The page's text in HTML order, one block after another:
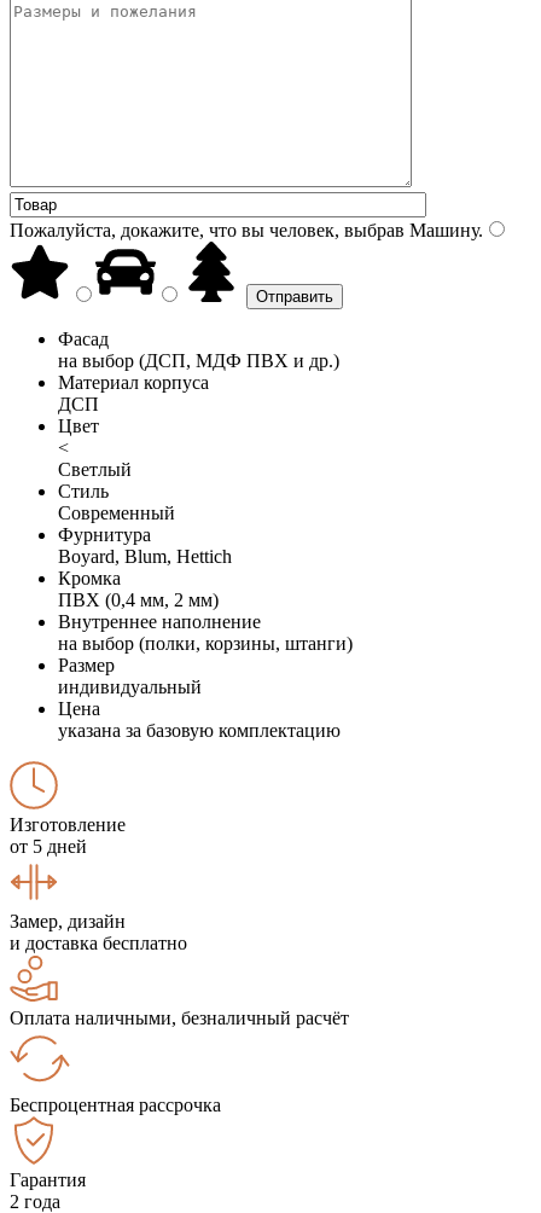
Пожалуйста, докажите, что вы человек, выбрав Машину.
Фасад
на выбор (ДСП, МДФ ПВХ и др.)
Материал корпуса
ДСП
Цвет
<
Светлый
Стиль
Современный
Фурнитура
Boyard, Blum, Hettich
Кромка
ПВХ (0,4 мм, 2 мм)
Внутреннее наполнение
на выбор (полки, корзины, штанги)
Размер
индивидуальный
Цена
указана за базовую комплектацию
Изготовление
от 5 дней
Замер, дизайн
и доставка бесплатно
Оплата наличными, безналичный расчёт
Беспроцентная рассрочка
Гарантия
2 года